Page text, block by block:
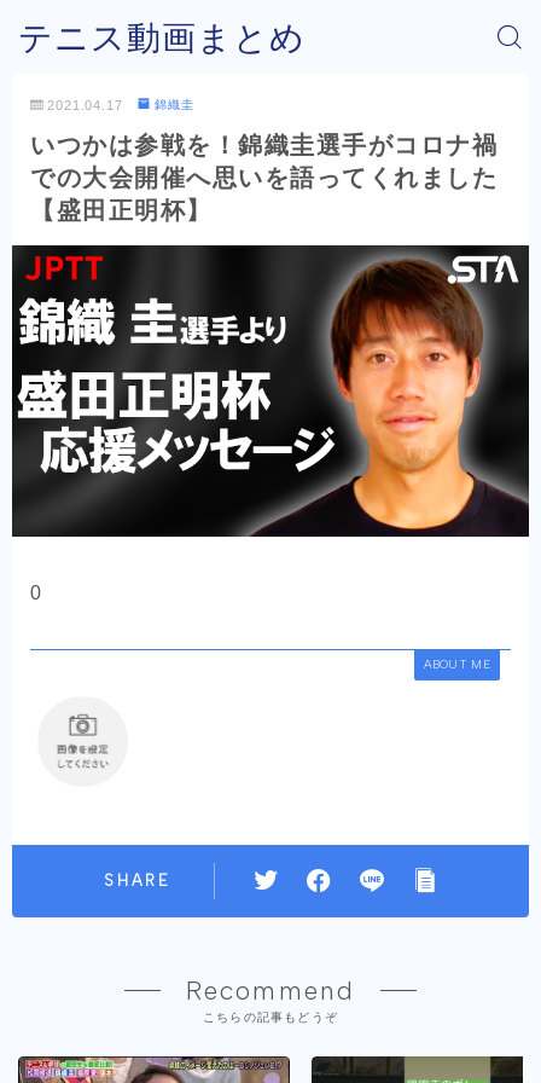
テニス動画まとめ
2021.04.17 錦織圭
いつかは参戦を！錦織圭選手がコロナ禍
での大会開催へ思いを語ってくれました
【盛田正明杯】
0
ABOUT ME
SHARE
Recommend
こちらの記事もどうぞ